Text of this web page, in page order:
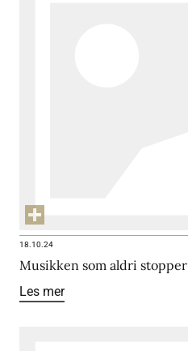
18.10.24
Musikken som aldri stopper
Les mer